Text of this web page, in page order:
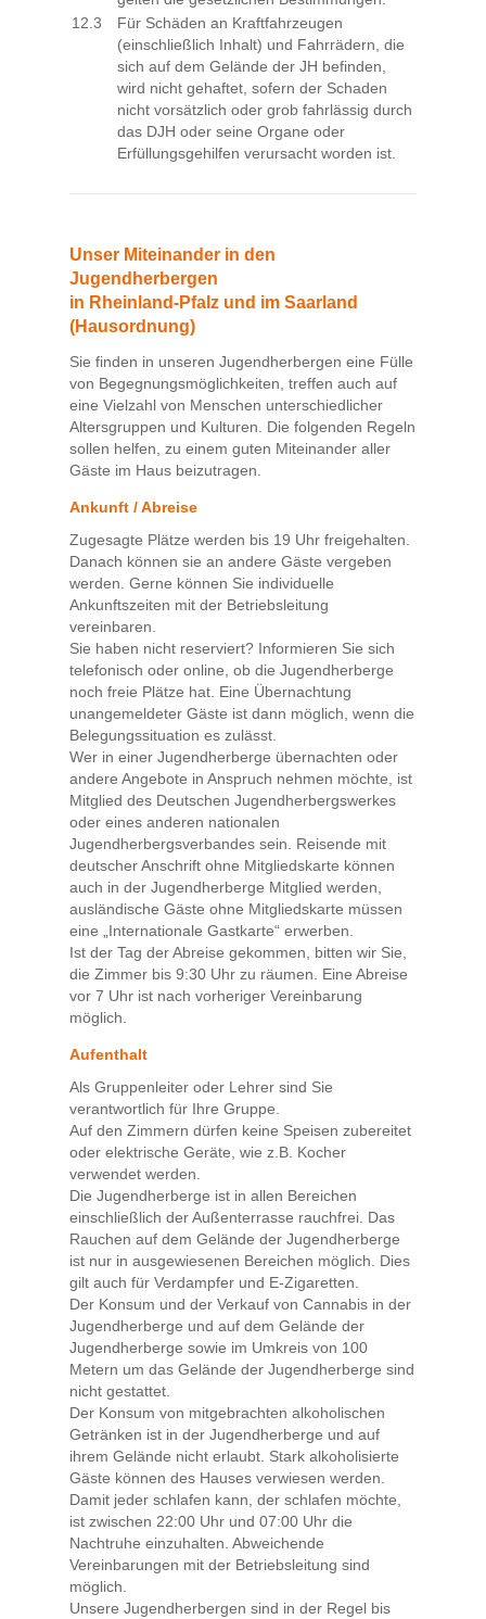
12.3
Für Schäden an Kraftfahrzeugen
(einschließlich Inhalt) und Fahrrädern, die
sich auf dem Gelände der JH befinden,
wird nicht gehaftet, sofern der Schaden
nicht vorsätzlich oder grob fahrlässig durch
das DJH oder seine Organe oder
Erfüllungsgehilfen verursacht worden ist.
Unser Miteinander in den
Jugendherbergen
in Rheinland-Pfalz und im Saarland
(Hausordnung)
Sie finden in unseren Jugendherbergen eine Fülle
von Begegnungsmöglichkeiten, treffen auch auf
eine Vielzahl von Menschen unterschiedlicher
Altersgruppen und Kulturen. Die folgenden Regeln
sollen helfen, zu einem guten Miteinander aller
Gäste im Haus beizutragen.
Ankunft / Abreise
Zugesagte Plätze werden bis 19 Uhr freigehalten.
Danach können sie an andere Gäste vergeben
werden. Gerne können Sie individuelle
Ankunftszeiten mit der Betriebsleitung
vereinbaren.
Sie haben nicht reserviert? Informieren Sie sich
telefonisch oder online, ob die Jugendherberge
noch freie Plätze hat. Eine Übernachtung
unangemeldeter Gäste ist dann möglich, wenn die
Belegungssituation es zulässt.
Wer in einer Jugendherberge übernachten oder
andere Angebote in Anspruch nehmen möchte, ist
Mitglied des Deutschen Jugendherbergswerkes
oder eines anderen nationalen
Jugendherbergsverbandes sein. Reisende mit
deutscher Anschrift ohne Mitgliedskarte können
auch in der Jugendherberge Mitglied werden,
ausländische Gäste ohne Mitgliedskarte müssen
eine „Internationale Gastkarte“ erwerben.
Ist der Tag der Abreise gekommen, bitten wir Sie,
die Zimmer bis 9:30 Uhr zu räumen. Eine Abreise
vor 7 Uhr ist nach vorheriger Vereinbarung
möglich.
Aufenthalt
Als Gruppenleiter oder Lehrer sind Sie
verantwortlich für Ihre Gruppe.
Auf den Zimmern dürfen keine Speisen zubereitet
oder elektrische Geräte, wie z.B. Kocher
verwendet werden.
Die Jugendherberge ist in allen Bereichen
einschließlich der Außenterrasse rauchfrei. Das
Rauchen auf dem Gelände der Jugendherberge
ist nur in ausgewiesenen Bereichen möglich. Dies
gilt auch für Verdampfer und E-Zigaretten.
Der Konsum und der Verkauf von Cannabis in der
Jugendherberge und auf dem Gelände der
Jugendherberge sowie im Umkreis von 100
Metern um das Gelände der Jugendherberge sind
nicht gestattet.
Der Konsum von mitgebrachten alkoholischen
Getränken ist in der Jugendherberge und auf
ihrem Gelände nicht erlaubt. Stark alkoholisierte
Gäste können des Hauses verwiesen werden.
Damit jeder schlafen kann, der schlafen möchte,
ist zwischen 22:00 Uhr und 07:00 Uhr die
Nachtruhe einzuhalten. Abweichende
Vereinbarungen mit der Betriebsleitung sind
möglich.
Unsere Jugendherbergen sind in der Regel bis